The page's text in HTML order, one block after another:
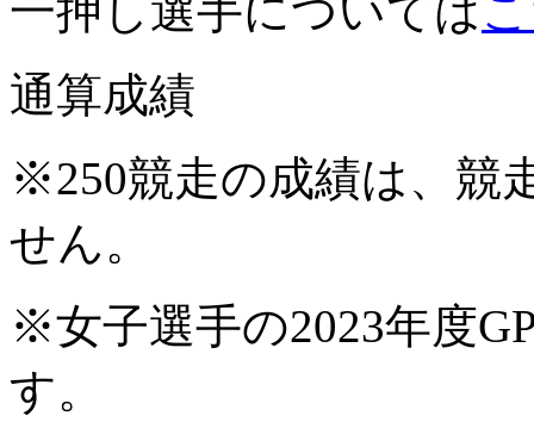
一押し選手については
通算成績
※250競走の成績は、競
せん。
※女子選手の2023年度
す。